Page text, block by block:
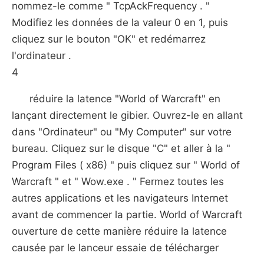
nommez-le comme " TcpAckFrequency . "
Modifiez les données de la valeur 0 en 1, puis
cliquez sur le bouton "OK" et redémarrez
l'ordinateur .
4
réduire la latence "World of Warcraft" en
lançant directement le gibier. Ouvrez-le en allant
dans "Ordinateur" ou "My Computer" sur votre
bureau. Cliquez sur le disque "C" et aller à la "
Program Files ( x86) " puis cliquez sur " World of
Warcraft " et " Wow.exe . " Fermez toutes les
autres applications et les navigateurs Internet
avant de commencer la partie. World of Warcraft
ouverture de cette manière réduire la latence
causée par le lanceur essaie de télécharger